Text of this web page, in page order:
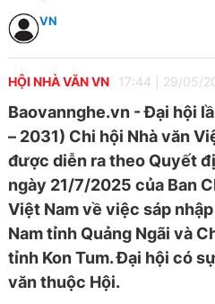
VN
HỘI NHÀ VĂN VN 17:44 29/05/
Baovannghe.vn - Đại hội
– 2031) Chi hội Nhà văn
được diễn ra theo Quyết
ngày 21/7/2025 của Ban
Việt Nam về việc sáp
Nam tỉnh Quảng Ngãi và
tỉnh Kon Tum. Đại hội có
văn thuộc Hội.